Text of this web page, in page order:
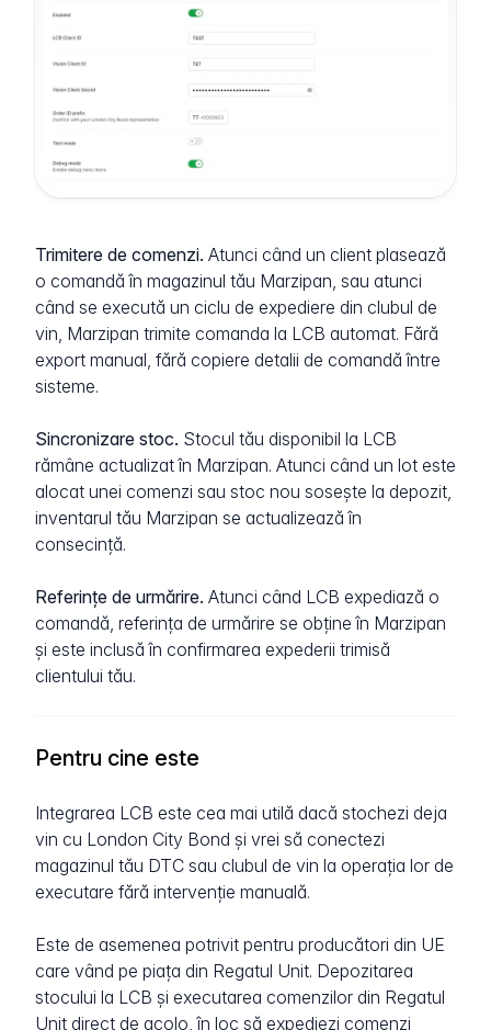
Trimitere de comenzi. Atunci când un client plasează
o comandă în magazinul tău Marzipan, sau atunci
când se execută un ciclu de expediere din clubul de
vin, Marzipan trimite comanda la LCB automat. Fără
export manual, fără copiere detalii de comandă între
sisteme.
Sincronizare stoc. Stocul tău disponibil la LCB
rămâne actualizat în Marzipan. Atunci când un lot este
alocat unei comenzi sau stoc nou sosește la depozit,
inventarul tău Marzipan se actualizează în
consecință.
Referințe de urmărire. Atunci când LCB expediază o
comandă, referința de urmărire se obține în Marzipan
și este inclusă în confirmarea expederii trimisă
clientului tău.
Pentru cine este
Integrarea LCB este cea mai utilă dacă stochezi deja
vin cu London City Bond și vrei să conectezi
magazinul tău DTC sau clubul de vin la operația lor de
executare fără intervenție manuală.
Este de asemenea potrivit pentru producători din UE
care vând pe piața din Regatul Unit. Depozitarea
stocului la LCB și executarea comenzilor din Regatul
Unit direct de acolo, în loc să expediezi comenzi